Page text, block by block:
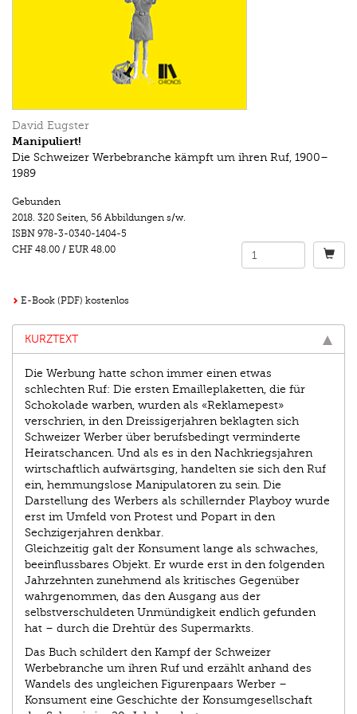
David Eugster
Manipuliert!
Die Schweizer Werbebranche kämpft um ihren Ruf, 1900–
1989
Gebunden
2018. 320 Seiten, 56 Abbildungen s/w.
ISBN 978-3-0340-1404-5
CHF 48.00 / EUR 48.00
E-Book (PDF) kostenlos
KURZTEXT
Die Werbung hatte schon immer einen etwas
schlechten Ruf: Die ersten Emailleplaketten, die für
Schokolade warben, wurden als «Reklamepest»
verschrien, in den Dreissigerjahren beklagten sich
Schweizer Werber über berufsbedingt verminderte
Heiratschancen. Und als es in den Nachkriegsjahren
wirtschaftlich aufwärtsging, handelten sie sich den Ruf
ein, hemmungslose Manipulatoren zu sein. Die
Darstellung des Werbers als schillernder Playboy wurde
erst im Umfeld von Protest und Pop­art in den
Sechzigerjahren denkbar.
Gleichzeitig galt der Konsument lange als schwaches,
beeinflussbares Objekt. Er wurde erst in den folgenden
Jahrzehnten zunehmend als kritisches Gegenüber
wahrgenommen, das den Ausgang aus der
selbstverschuldeten Unmündigkeit endlich gefunden
hat – durch die Drehtür des Supermarkts.
Das Buch schildert den Kampf der Schweizer
Werbebranche um ihren Ruf und erzählt anhand des
Wandels des ungleichen Figurenpaars Werber –
Konsument eine Geschichte der Konsumgesellschaft